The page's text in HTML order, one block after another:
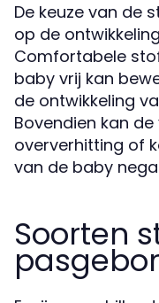
De keuze van de
op de
Comfortabele
baby vrij kan
de ontwikkeling
Bovendien kan
oververhitting of
van de baby
Soorten